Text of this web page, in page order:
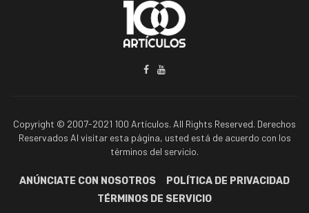
Copyright © 2007-2021 100 Artículos. All Rights Reserved. Derechos
Reservados Al visitar esta página, usted está de acuerdo con los
términos del servicio.
ANÚNCIATE CON NOSOTROS
POLÍTICA DE PRIVACIDAD
TÉRMINOS DE SERVICIO